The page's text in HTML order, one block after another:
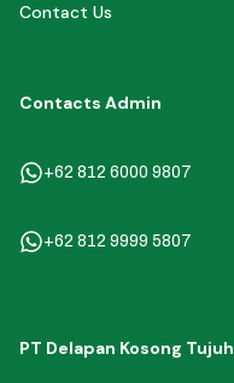
Contact Us
Contacts Admin
+62 812 6000 9807
+62 812 9999 5807
PT Delapan Kosong Tujuh